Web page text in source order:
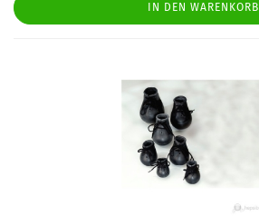
IN DEN WARENKORB